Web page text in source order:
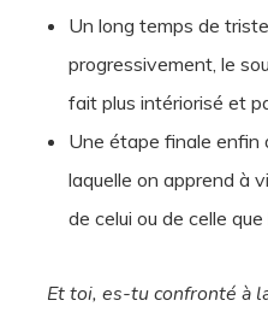
Un long temps de
progressivement, le
fait plus intériorisé et
Une étape finale enfin
laquelle on apprend à
de celui ou de celle que
Et toi, es-tu confronté à